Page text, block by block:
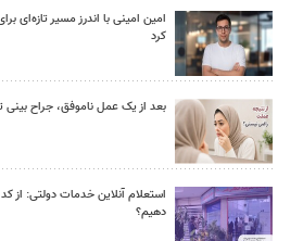
امین امینی با اندرز مسیر
کرد
بعد از یک عمل ناموفق، جراح بینی
استعلام آنلاین خدمات دولتی: از
دهیم؟